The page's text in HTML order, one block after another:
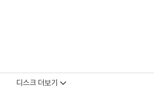
디스크 더보기